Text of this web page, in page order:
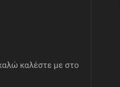
καλέστε με στο